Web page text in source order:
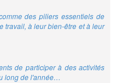
des piliers essentiels de
travail, à leur bien-être et à leur
de participer à des activités
long de l'année…